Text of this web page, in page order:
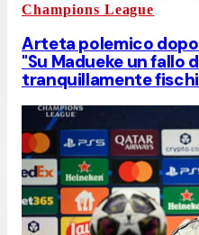
Champions League
Arteta polemico
"Su Madueke un fallo
tranquillamente